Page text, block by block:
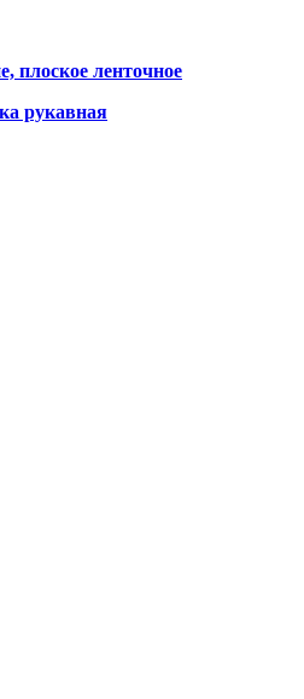
плоское ленточное
рукавная